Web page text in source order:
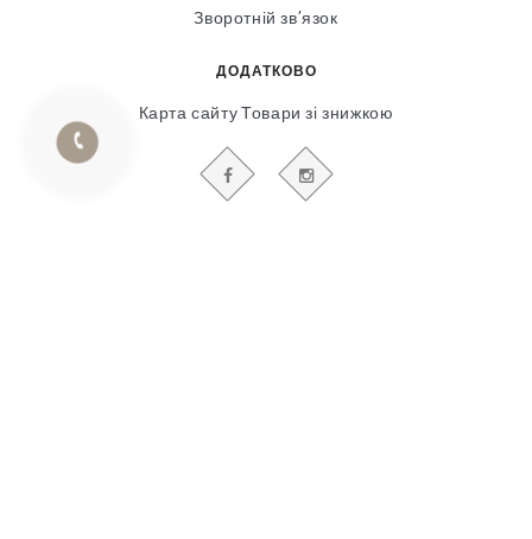
Зворотній зв’язок
ДОДАТКОВО
Карта сайту Товари зі знижкою